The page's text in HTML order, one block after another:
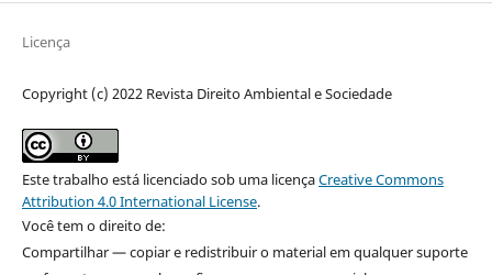
Licença
Copyright (c) 2022 Revista Direito Ambiental e Sociedade
Este trabalho está licenciado sob uma licençaCreative Commons
Attribution 4.0 International License.
Você tem o direito de:
Compartilhar — copiar e redistribuir o material em qualquer suporte